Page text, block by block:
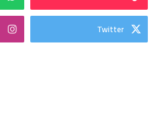
Twitter